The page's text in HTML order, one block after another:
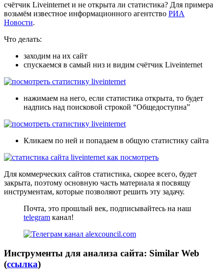
счётчик Liveinternet и не открыта ли статистика? Для примера
возьмём известное информационного агентство РИА
Новости.
Что делать:
заходим на их сайт
спускаемся в самый низ и видим счётчик Liveinternet
нажимаем на него, если статистика открыта, то будет
надпись над поисковой строкой “Общедоступна”
Кликаем по ней и попадаем в общую статистику сайта
Для коммерческих сайтов статистика, скорее всего, будет
закрыта, поэтому основную часть материала я посвящу
инструментам, которые позволяют решить эту задачу.
Почта, это прошлый век, подписывайтесь на наш
telegram канал!
Инструменты для анализа сайта: Similar Web
(ссылка)